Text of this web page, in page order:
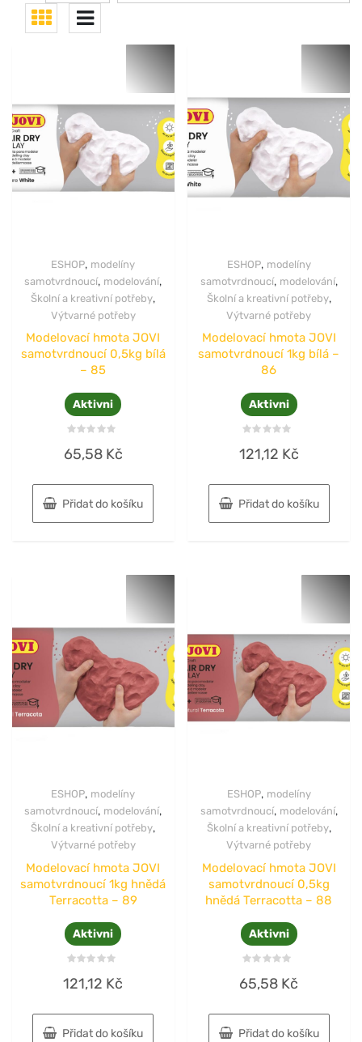
ESHOP, modelíny
samotvrdnoucí, modelování,
Školní a kreativní potřeby,
Výtvarné potřeby
Modelovací hmota JOVI
samotvrdnoucí 0,5kg bílá
– 85
Aktivni
0
z
65,58 Kč
Přidat do košíku
ESHOP, modelíny
samotvrdnoucí, modelování,
Školní a kreativní potřeby,
Výtvarné potřeby
Modelovací hmota JOVI
samotvrdnoucí 1kg bílá –
86
Aktivni
0
121,12 Kč
Přidat do košíku
ESHOP, modelíny
samotvrdnoucí, modelování,
Školní a kreativní potřeby,
Výtvarné potřeby
Modelovací hmota JOVI
samotvrdnoucí 1kg hnědá
Terracotta – 89
Aktivni
0
121,12 Kč
Přidat do košíku
ESHOP, modelíny
samotvrdnoucí, modelování,
Školní a kreativní potřeby,
Výtvarné potřeby
Modelovací hmota JOVI
samotvrdnoucí 0,5kg
hnědá Terracotta – 88
Aktivni
0
65,58 Kč
Přidat do košíku